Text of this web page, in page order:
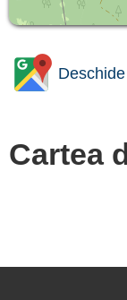
Cartea